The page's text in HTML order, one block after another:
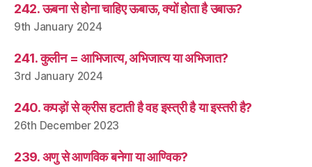
242. ऊबना से होना चाहिए ऊबाऊ, क्यों होता है उबाऊ?
9th January 2024
241. कुलीन = आभिजात्य, अभिजात्य या अभिजात?
3rd January 2024
240. कपड़ों से क्रीस हटाती है वह इस्त्री है या इस्तरी है?
26th December 2023
239. अणु से आणविक बनेगा या आण्विक?